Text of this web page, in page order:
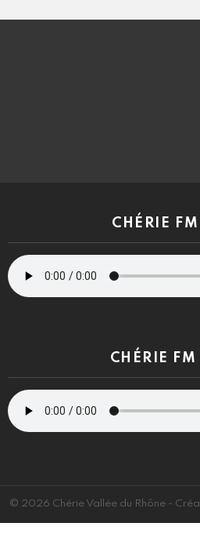
CHÉRIE
CHÉRIE
© 2026 Chérie Vallée du Rhône -